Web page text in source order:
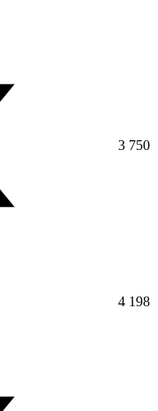
3 750
4 198